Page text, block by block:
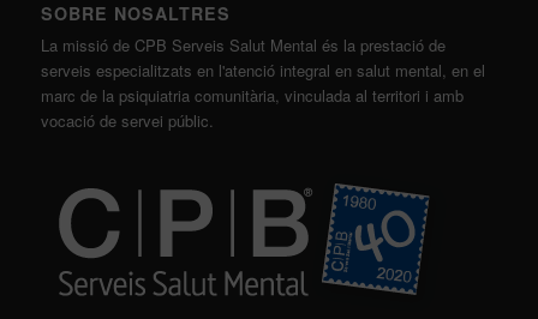
SOBRE NOSALTRES
La missió de CPB Serveis Salut Mental és la prestació de
serveis especialitzats en l'atenció integral en salut mental, en el
marc de la psiquiatria comunitària, vinculada al territori i amb
vocació de servei públic.